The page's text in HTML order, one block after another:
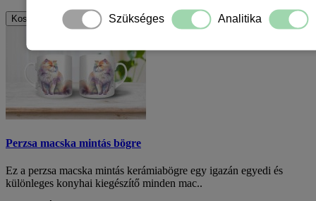
Kosárba
Perzsa macska mintás bögre
Ez a perzsa macska mintás kerámiabögre egy igazán egyedi és
különleges konyhai kiegészítő minden mac..
Szükséges Analitika